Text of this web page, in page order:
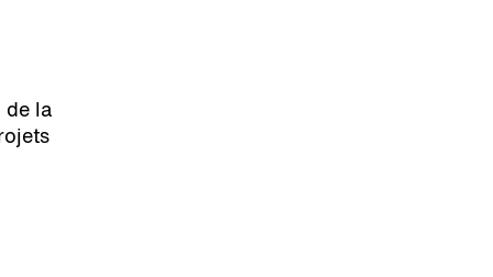
de la